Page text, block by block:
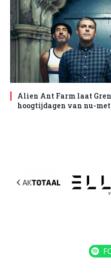
Alien Ant Farm laat
hoogtijdagen van nu-